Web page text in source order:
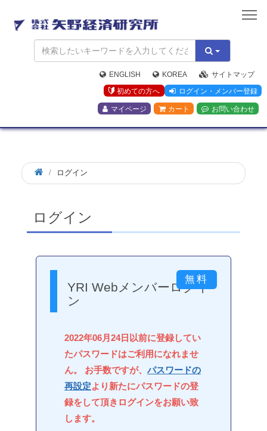
矢
野
経
済
研
究
所
ENGLISH KOREA
サイトマップ
初めての方へ
ログイン・メンバー登録
マイページ カート お問い合わせ
ログイン
ログイン
YRI Webメンバーログイ
ン
2022年06月24日以前に登録してい
たパスワードはご利用になれませ
ん。 お手数ですが、 パスワードの
再設定より新たにパスワードの登
録をして頂きログインをお願い致
します。